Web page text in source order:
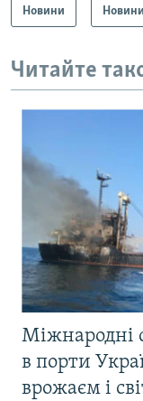
Новини
Читайте
Міжнародні
в порти
врожаєм і